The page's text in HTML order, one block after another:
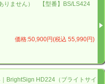
の詳細は、
売元の
たは 弊社（株式会社バ
ジをご確認ください。
りません） 【型番】BS/LS424
価格:50,900円(税込 55,990円)
BrightSign HD224（ブライトサイ